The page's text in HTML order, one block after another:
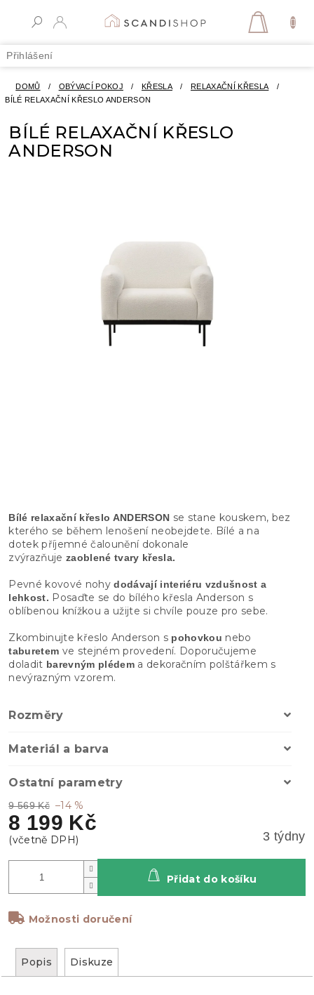
Přihlášení
DOMŮ / OBÝVACÍ POKOJ / KŘESLA / RELAXAČNÍ KŘESLA
/
BÍLÉ RELAXAČNÍ KŘESLO ANDERSON
BÍLÉ RELAXAČNÍ KŘESLO
ANDERSON
9 569 Kč –14 %
8 199 Kč
3 týdny
Možnosti doručení
Přidat do košíku
Bílé relaxační křeslo ANDERSON se stane kouskem, bez
kterého se během lenošení neobejdete. Bílé a na
dotek příjemné čalounění dokonale
zvýrazňuje zaoblené tvary křesla.
Pevné kovové nohydodávají interiéru vzdušnost a
lehkost. Posaďte se do bílého křesla Anderson s
oblíbenou knížkou a užijte si chvíle pouze pro sebe.
Zkombinujte křeslo Anderson s pohovkou nebo
taburetem ve stejném provedení. Doporučujeme
doladit barevným plédema dekoračním polštářkem s
nevýrazným vzorem.
Rozměry
Materiál a barva
Ostatní parametry
Popis Diskuze